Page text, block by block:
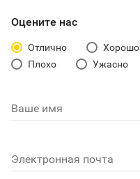
Оцените нас
Отлично Хорошо
Плохо
Ужасно
Ваше имя
Электронная почта